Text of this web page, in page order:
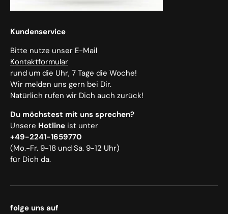
Kundenservice
Bitte nutze unser E-Mail
Kontaktformular
rund um die Uhr, 7 Tage die Woche!
Wir melden uns gern bei Dir.
Natürlich rufen wir Dich auch zurück!
Du möchstest mit uns sprechen?
Unsere Hotline ist unter
+49-2241-1659770
(Mo.-Fr. 9-18 und Sa. 9-12 Uhr)
für Dich da.
folge uns auf